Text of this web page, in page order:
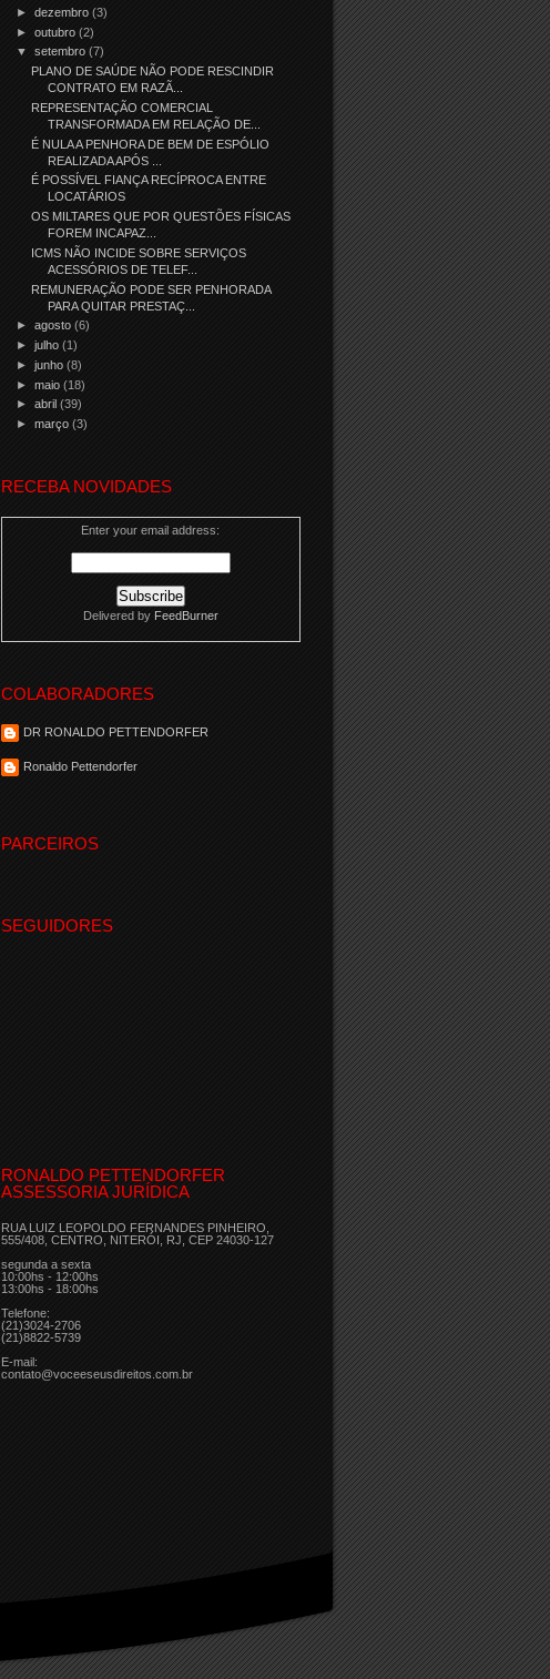
► dezembro (3)
► outubro (2)
▼ setembro (7)
PLANO DE SAÚDE NÃO PODE RESCINDIR
CONTRATO EM RAZÃ...
REPRESENTAÇÃO COMERCIAL
TRANSFORMADA EM RELAÇÃO DE...
É NULA A PENHORA DE BEM DE ESPÓLIO
REALIZADA APÓS ...
É POSSÍVEL FIANÇA RECÍPROCA ENTRE
LOCATÁRIOS
OS MILTARES QUE POR QUESTÕES FÍSICAS
FOREM INCAPAZ...
ICMS NÃO INCIDE SOBRE SERVIÇOS
ACESSÓRIOS DE TELEF...
REMUNERAÇÃO PODE SER PENHORADA
PARA QUITAR PRESTAÇ...
► agosto (6)
► julho (1)
► junho (8)
► maio (18)
► abril (39)
► março (3)
RECEBA NOVIDADES
Enter your email address:
Delivered by FeedBurner
COLABORADORES
DR RONALDO PETTENDORFER
Ronaldo Pettendorfer
PARCEIROS
SEGUIDORES
RONALDO PETTENDORFER
ASSESSORIA JURÍDICA
RUA LUIZ LEOPOLDO FERNANDES PINHEIRO,
555/408, CENTRO, NITERÓI, RJ, CEP 24030-127
segunda a sexta
10:00hs - 12:00hs
13:00hs - 18:00hs
Telefone:
(21)3024-2706
(21)8822-5739
E-mail:
contato@voceeseusdireitos.com.br